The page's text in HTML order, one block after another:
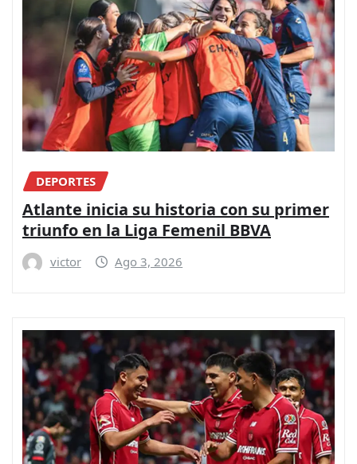
DEPORTES
Atlante inicia su historia con su primer
triunfo en la Liga Femenil BBVA
victor Ago 3, 2026